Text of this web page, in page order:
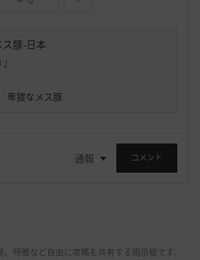
豚-日本
2
卑猥なメス豚
通報 コメント
特徴など自由に攻略を共有する掲示板です。